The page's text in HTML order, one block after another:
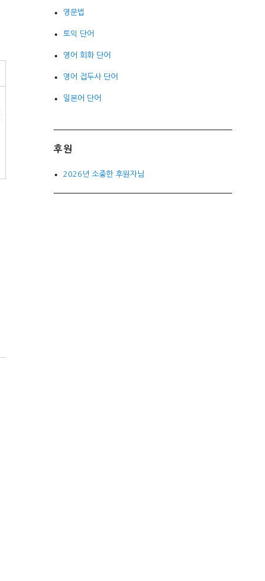
영문법
토익 단어
영어 회화 단어
영어 접두사 단어
일본어 단어
후원
2026년 소중한 후원자님